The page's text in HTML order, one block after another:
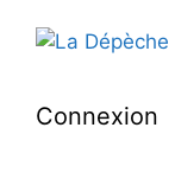
Connexion